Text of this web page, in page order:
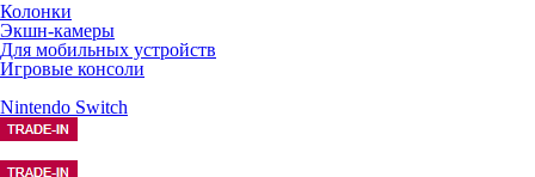
Колонки
Экшн-камеры
Для мобильных устройств
Игровые консоли
Nintendo Switch